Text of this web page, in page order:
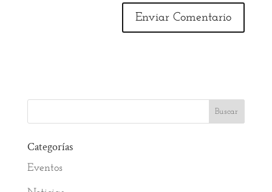
Categorías
Eventos